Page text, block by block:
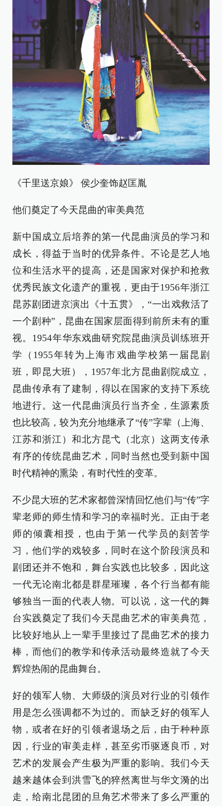
《千里送京娘》 侯少奎饰赵匡胤
他们奠定了今天昆曲的审美典范
新中国成立后培养的第一代昆曲演员的学习和
成长，得益于当时的优异条件。不论是艺人地
位和生活水平的提高，还是国家对保护和抢救
优秀民族文化遗产的重视，更由于1956年浙江
昆苏剧团进京演出《十五贯》，“一出戏救活了
一个剧种”，昆曲在国家层面得到前所未有的重
视。1954年华东戏曲研究院昆曲演员训练班开
学（1955年转为上海市戏曲学校第一届昆剧
班，即昆大班），1957年北方昆曲剧院成立，
昆曲传承有了建制，得以在国家的支持下系统
地进行。这一代昆曲演员行当齐全，生源素质
也比较高，较为充分地继承了“传”字辈（上海、
江苏和浙江）和北方昆弋（北京）这两支传承
有序的传统昆曲艺术，同时当然也受到新中国
时代精神的熏染，有时代性的变革。
不少昆大班的艺术家都曾深情回忆他们与“传”字
辈老师的师生情和学习的幸福时光。正由于老
师的倾囊相授，也由于第一代学员的刻苦学
习，他们学的戏较多，同时在这个阶段演员和
剧团还并不饱和，舞台实践也比较多，因此这
一代无论南北都是群星璀璨，各个行当都有能
够独当一面的代表人物。可以说，这一代的舞
台实践奠定了我们今天昆曲艺术的审美典范，
比较好地从上一辈手里接过了昆曲艺术的接力
棒，而他们的教学和传承活动最终造就了今天
辉煌热闹的昆曲舞台。
好的领军人物、大师级的演员对行业的引领作
用是怎么强调都不为过的。而缺乏好的领军人
物，或者在好的引领者退场之后，由于种种原
因，行业的审美走样，甚至劣币驱逐良币，对
艺术的发展会产生极为严重的影响。我们今天
越来越体会到洪雪飞的猝然离世与华文漪的出
走，给南北昆团的旦角艺术带来了多么严重的